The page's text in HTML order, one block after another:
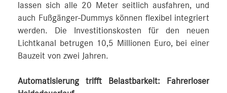
lassen sich alle 20 Meter seitlich ausfahren, und
auch Fußgänger-Dummys können flexibel integriert
werden. Die Investitionskosten für den neuen
Lichtkanal betrugen 10,5 Millionen Euro, bei einer
Bauzeit von zwei Jahren.
Automatisierung trifft Belastbarkeit: Fahrerloser